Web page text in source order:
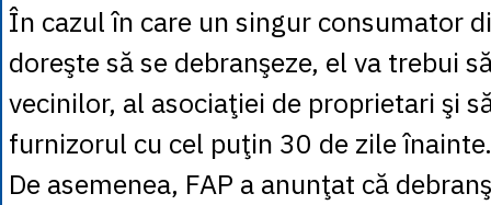
În cazul în care un singur consumator
doreşte să se debranşeze, el va trebui
vecinilor, al asociaţiei de proprietari şi
furnizorul cu cel puţin 30 de zile înainte.
De asemenea, FAP a anunţat că